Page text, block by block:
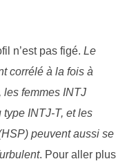
n’est pas figé. Le
corrélé à la fois à
les femmes INTJ
type INTJ-T, et les
peuvent aussi se
. Pour aller plus